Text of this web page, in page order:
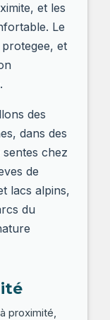
et les
Le
et
des
dans des
chez
de
lacs alpins,
du
proximité,